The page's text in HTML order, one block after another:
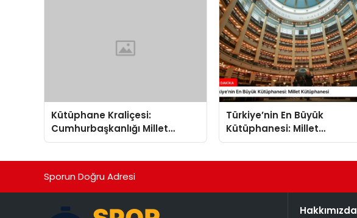
Kütüphane Kraliçesi:
Cumhurbaşkanlığı Millet
Kütüphanesi
Türkiye’nin En Büyük
Kütüphanesi: Millet
Kütüphanesi
Sporun Doğru Adresi
Hakkımızda